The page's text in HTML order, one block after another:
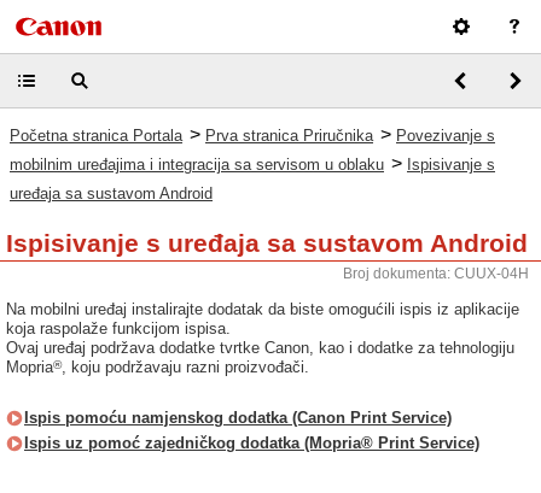
Početna stranica Portala > Prva stranica Priručnika > Povezivanje s
mobilnim uređajima i integracija sa servisom u oblaku > Ispisivanje s
uređaja sa sustavom Android
Ispisivanje s uređaja sa sustavom Android
Broj dokumenta: CUUX-04H
Na mobilni uređaj instalirajte dodatak da biste omogućili ispis iz aplikacije
koja raspolaže funkcijom ispisa.
Ovaj uređaj podržava dodatke tvrtke Canon, kao i dodatke za tehnologiju
Mopria®, koju podržavaju razni proizvođači.
Ispis pomoću namjenskog dodatka (Canon Print Service)
Ispis uz pomoć zajedničkog dodatka (Mopria® Print Service)